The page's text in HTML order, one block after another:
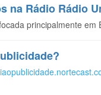
na Rádio Rádio
principalmente em